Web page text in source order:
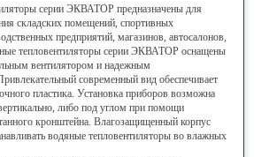
серии ЭКВАТОР предназначены для
складских помещений, спортивных
предприятий, магазинов, автосалонов,
тепловентиляторы серии ЭКВАТОР оснащены
вентилятором и надежным
современный вид обеспечивает
пластика. Установка приборов возможна
либо под углом при помощи
кронштейна. Влагозащищенный корпус
водяные тепловентиляторы во влажных